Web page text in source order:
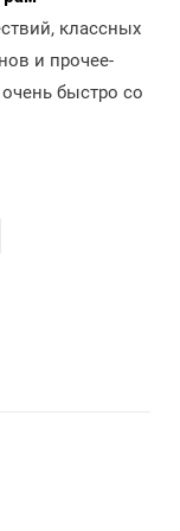
классных
и прочее-
быстро со